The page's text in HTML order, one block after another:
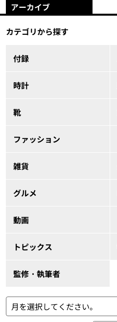
アーカイブ
カテゴリから探す
付録
時計
靴
ファッション
雑貨
グルメ
動画
トピックス
監修・執筆者